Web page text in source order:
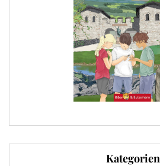
Kategorien